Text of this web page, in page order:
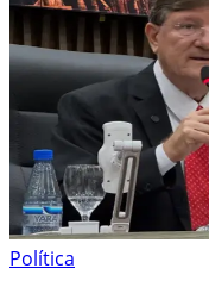
Política